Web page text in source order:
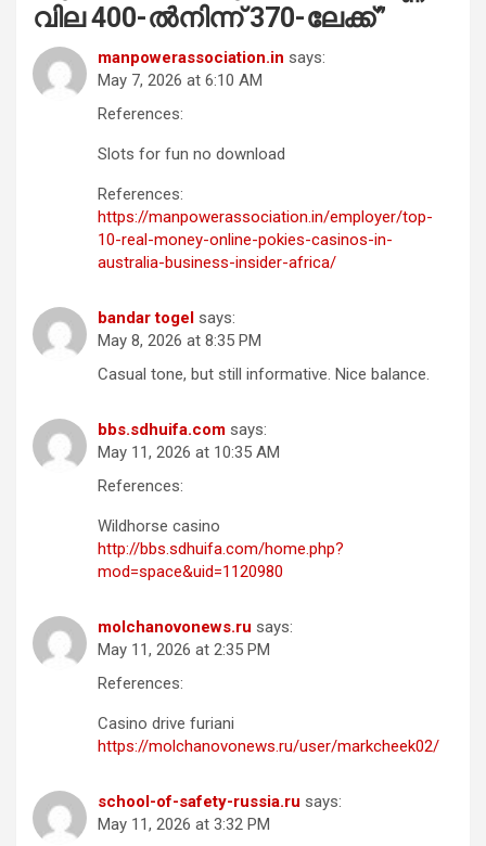
വില 400-ൽനിന്ന് 370-ലേക്ക്”
manpowerassociation.in says:
May 7, 2026 at 6:10 AM
References:
Slots for fun no download
References:
https://manpowerassociation.in/employer/top-
10-real-money-online-pokies-casinos-in-
australia-business-insider-africa/
bandar togel says:
May 8, 2026 at 8:35 PM
Casual tone, but still informative. Nice balance.
bbs.sdhuifa.com says:
May 11, 2026 at 10:35 AM
References:
Wildhorse casino
http://bbs.sdhuifa.com/home.php?
mod=space&uid=1120980
molchanovonews.ru says:
May 11, 2026 at 2:35 PM
References:
Casino drive furiani
https://molchanovonews.ru/user/markcheek02/
school-of-safety-russia.ru says:
May 11, 2026 at 3:32 PM